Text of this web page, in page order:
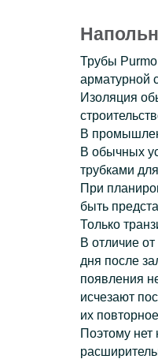
Трубы
арматурной
Изоляция
В
В обычных
трубками
При
быть
Только
В отличие
дня после
появления
исчезают
их
Поэтому нет